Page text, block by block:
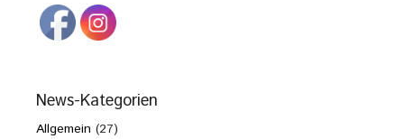
News-Kategorien
Allgemein (27)